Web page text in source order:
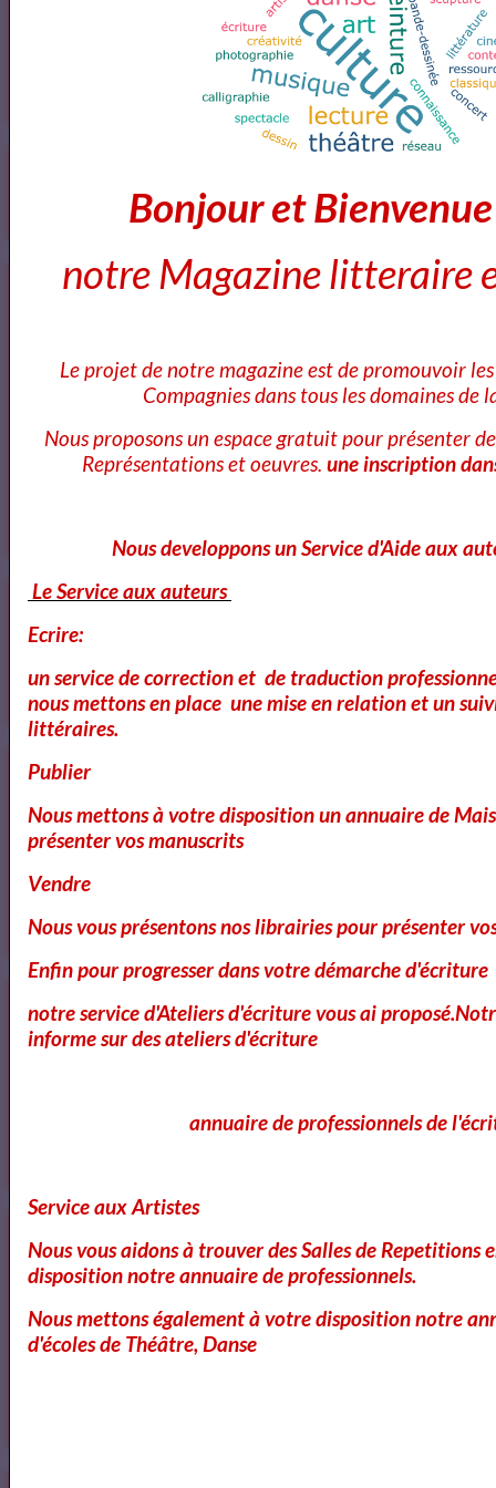
Marketplace."><img style="border:1px solid #eee;"
src="https://artquid-
static.imgix.net/img/logo/150/artquid_logo_150.png"
alt="ArtQuid" /></a>
Annuaires des Cours et ateliers d'ecriture Paris
Annuaire des cours d'ecriture Paris
Ecole Les Mots
Voici ce que vous pouvez lire dans notre
Magazine
OK
Cours Ateliers Formations
Cours et Formation Paris
Cours et Ateliers de Cinema
Annuaire et Formation Cinema
Annuaire des Chroniqueurs
Bonjour et
notre Magazine litteraire
Le projet de notre magazine est de promouvoir
Compagnies dans tous les domaines de
Nous proposons un espace gratuit pour présenter
Représentations et oeuvres. une inscription
Nous developpons un Service d'Aide aux
Le Service aux auteurs
Ecrire:
un service de correction et de traduction
nous mettons en place une mise en relation et un
littéraires.
Publier
Nous mettons à votre disposition un annuaire de
présenter vos manuscrits
Vendre
Nous vous présentons nos librairies pour présenter
Enfin pour progresser dans votre démarche d'écriture
notre service d'Ateliers d'écriture vous ai
informe sur des ateliers d'écriture
annuaire de professionnels de
Service aux Artistes
Nous vous aidons à trouver des Salles de Repetitions
disposition notre annuaire de professionnels.
Nous mettons également à votre disposition notre
d'écoles de Théâtre, Danse